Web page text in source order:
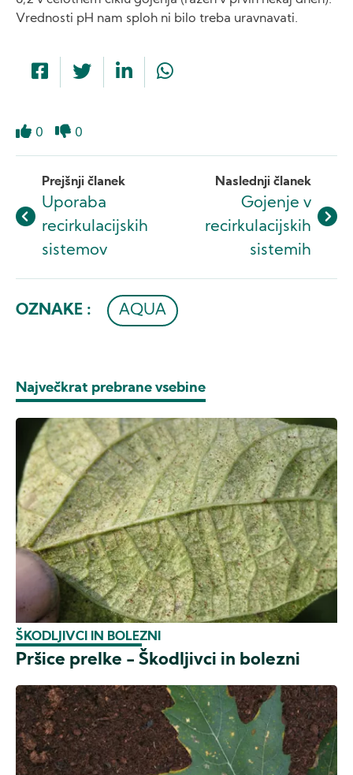
Vrednosti pH nam sploh ni bilo treba uravnavati.
0 0
Prejšnji članek
Uporaba
recirkulacijskih
sistemov
Naslednji članek
Gojenje v
recirkulacijskih
sistemih
OZNAKE : AQUA
Največkrat prebrane vsebine
ŠKODLJIVCI IN BOLEZNI
Pršice prelke - Škodljivci in bolezni